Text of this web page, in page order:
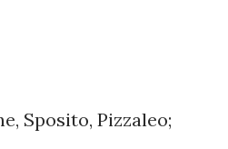
Sposito, Pizzaleo;